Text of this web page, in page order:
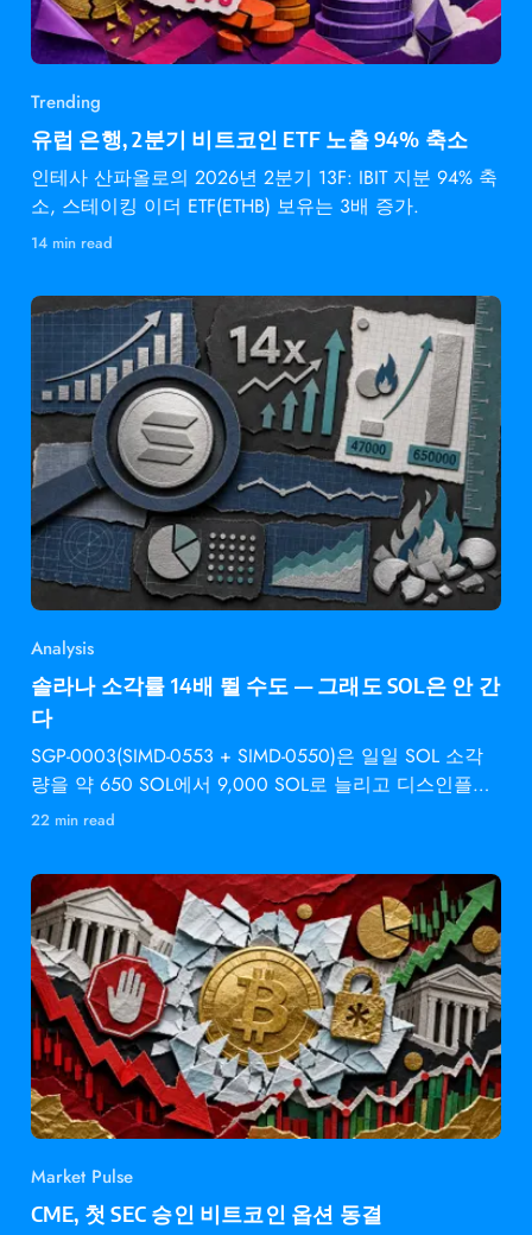
Trending
유럽 은행, 2분기 비트코인 ETF 노출 94% 축소
인테사 산파올로의 2026년 2분기 13F: IBIT 지분 94% 축
소, 스테이킹 이더 ETF(ETHB) 보유는 3배 증가.
14 min read
Analysis
솔라나 소각률 14배 뛸 수도 — 그래도 SOL은 안 간
다
SGP-0003(SIMD-0553 + SIMD-0550)은 일일 SOL 소각
량을 약 650 SOL에서 9,000 SOL로 늘리고 디스인플레
이션 속도를 2배로 높입니다 —
22 min read
Market Pulse
CME, 첫 SEC 승인 비트코인 옵션 동결